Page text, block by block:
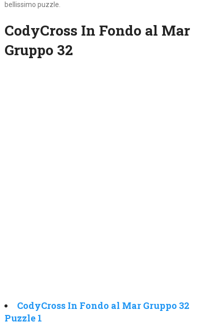
bellissimo puzzle.
CodyCross In Fondo al Mar
Gruppo 32
CodyCross In Fondo al Mar Gruppo 32
Puzzle 1